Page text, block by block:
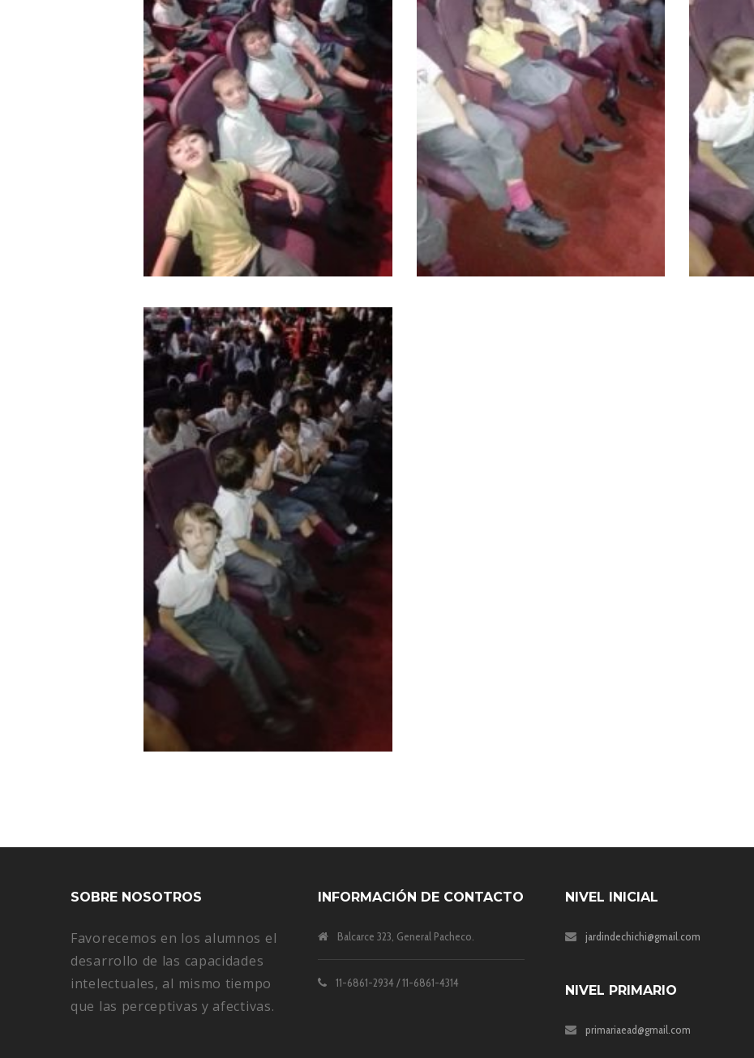
SOBRE NOSOTROS
Favorecemos en los alumnos el
desarrollo de las capacidades
intelectuales, al mismo tiempo
que las perceptivas y afectivas.
INFORMACIÓN DE CONTACTO
Balcarce 323, General Pacheco.
11-6861-2934 / 11-6861-4314
NIVEL INICIAL
jardindechichi@gmail.com
NIVEL PRIMARIO
primariaead@gmail.com